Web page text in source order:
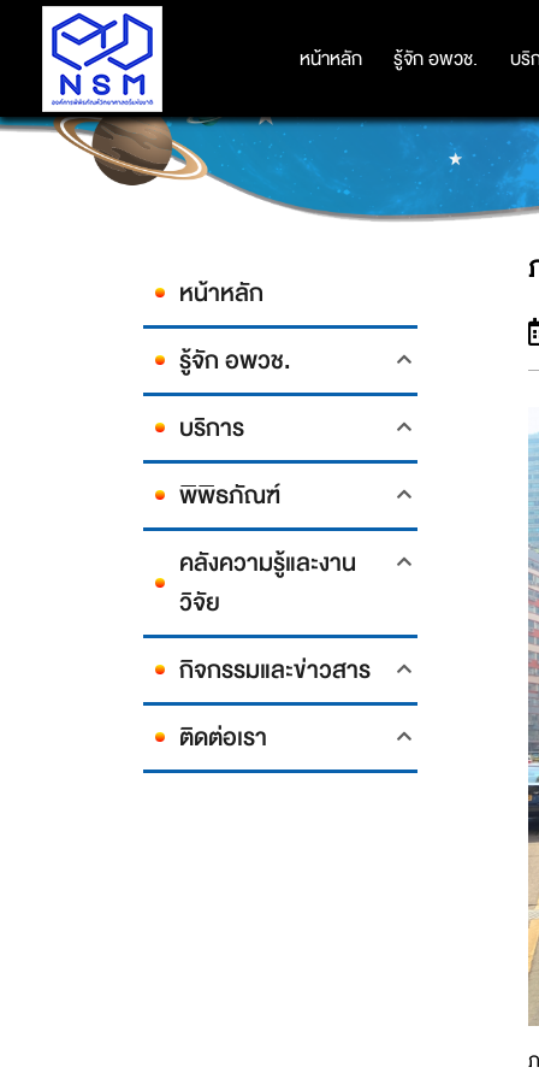
หน้าหลัก รู้จัก อพวช. บริ
หน้าหลัก รู้จัก อพวช. บริ
หน้าหลัก
รู้จัก อพวช.
บริการ
พิพิธภัณฑ์
คลังความรู้และงาน
วิจัย
กิจกรรมและข่าวสาร
ติดต่อเรา